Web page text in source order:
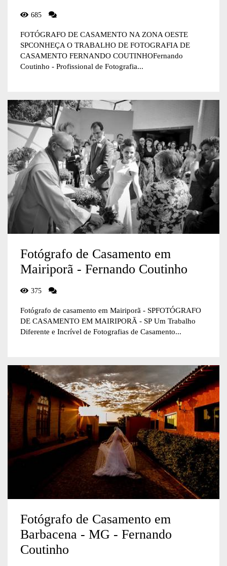
685
FOTÓGRAFO DE CASAMENTO NA ZONA OESTE
SPCONHEÇA O TRABALHO DE FOTOGRAFIA DE
CASAMENTO FERNANDO COUTINHOFernando
Coutinho - Profissional de Fotografia...
Fotógrafo de Casamento em
Mairiporã - Fernando Coutinho
375
Fotógrafo de casamento em Mairiporã - SPFOTÓGRAFO
DE CASAMENTO EM MAIRIPORÃ - SP Um Trabalho
Diferente e Incrível de Fotografias de Casamento...
Fotógrafo de Casamento em
Barbacena - MG - Fernando
Coutinho